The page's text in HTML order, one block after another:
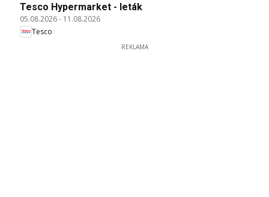
Tesco Hypermarket - leták
05.08.2026- 11.08.2026
Tesco
REKLAMA